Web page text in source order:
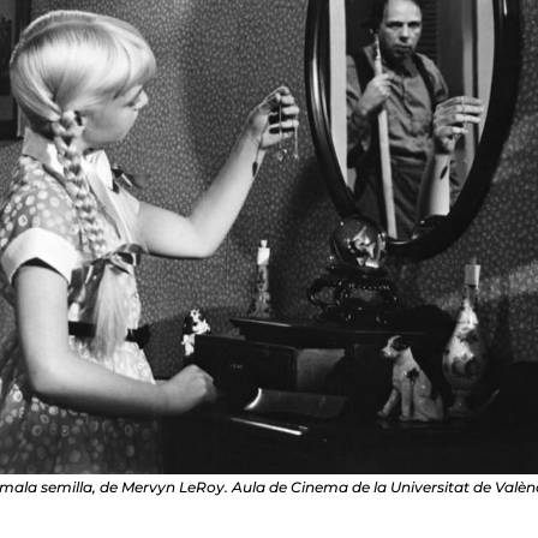
semilla, de Mervyn LeRoy. Aula de Cinema de la Universitat de